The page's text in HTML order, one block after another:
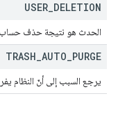
USER DELETION
الحدث هو نتيجة حذف
TRASH AUTO PURGE
يرجع السبب إلى أنّ النظام